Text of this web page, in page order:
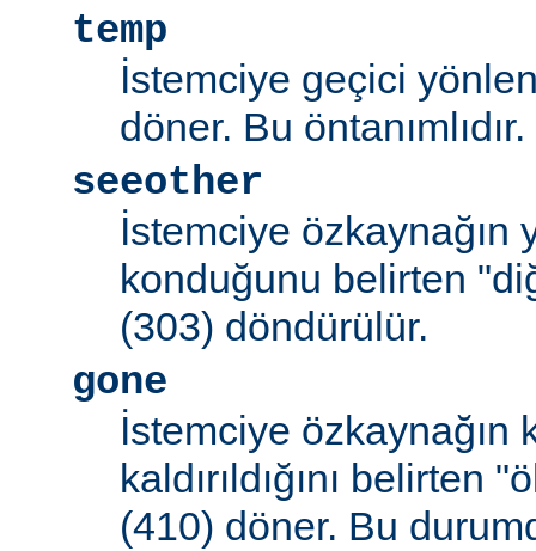
temp
İstemciye geçici
döner. Bu öntanımlıdır.
seeother
İstemciye özkaynağın
konduğunu belirten
(303) döndürülür.
gone
İstemciye özkaynağın
kaldırıldığını belirten
(410) döner. Bu